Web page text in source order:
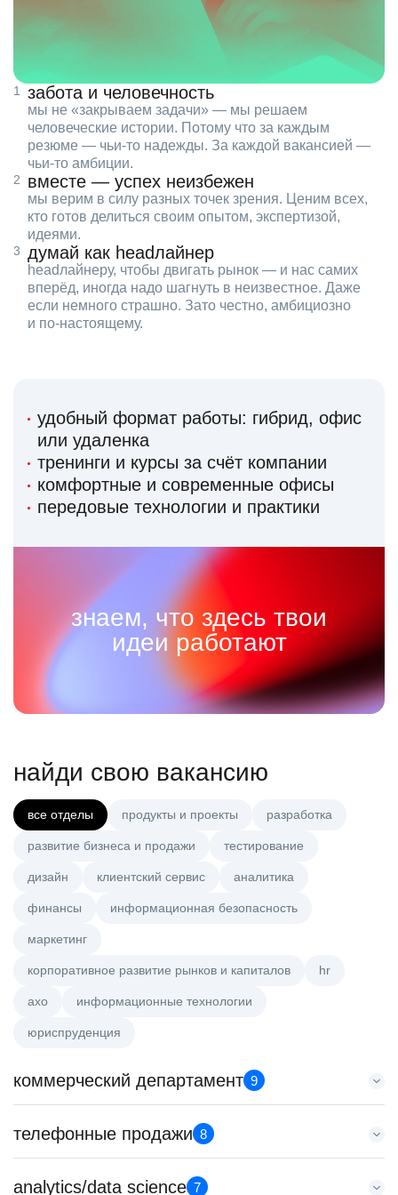
забота и человечность
мы не «закрываем задачи» — мы решаем
человеческие истории. Потому что за каждым
резюме — чьи‑то надежды. За каждой вакансией —
чьи‑то амбиции.
вместе — успех неизбежен
мы верим в силу разных точек зрения. Ценим всех,
кто готов делиться своим опытом, экспертизой,
идеями.
думай как headлайнер
headлайнеру, чтобы двигать рынок — и нас самих
вперёд, иногда надо шагнуть в неизвестное. Даже
если немного страшно. Зато честно, амбициозно
и по‑настоящему.
удобный формат работы: гибрид, офис
или удаленка
тренинги и курсы за счёт компании
комфортные и современные офисы
передовые технологии и практики
знаем, что здесь твои
идеи работают
найди свою вакансию
все отделы продукты и проекты разработка
развитие бизнеса и продажи тестирование
дизайн клиентский сервис аналитика
финансы информационная безопасность
маркетинг
корпоративное развитие рынков и капиталов hr
axo информационные технологии
юриспруденция
коммерческий департамент 9
Тренер по развитию компетенций продаж
HeadHunter::Коммерческий департамент
з/п не указана
телефонные продажи 8
Менеджер по продажам в сегменте среднего и крупного
analytics/data science 7